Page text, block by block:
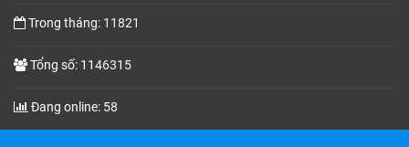
Trong tháng: 11821
Tổng số: 1146315
Đang online: 58